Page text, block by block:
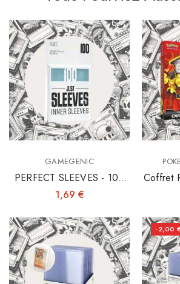
GAMEGENIC
PERFECT SLEEVES - 100
INNER SLEEVES 64X89
1,69 €
Coffret
-2,00 €